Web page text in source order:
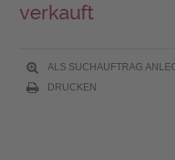
verkauft
ALS SUCHAUFTRAG
DRUCKEN